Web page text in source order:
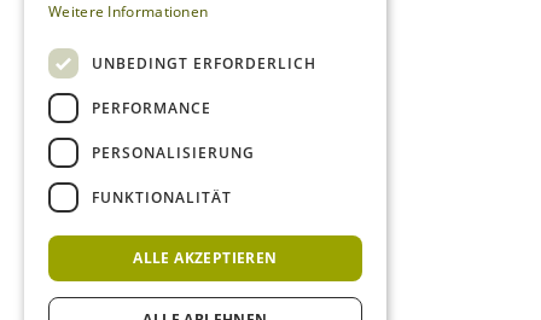
Weitere Informationen
UNBEDINGT ERFORDERLICH
PERFORMANCE
PERSONALISIERUNG
FUNKTIONALITÄT
ALLE AKZEPTIEREN